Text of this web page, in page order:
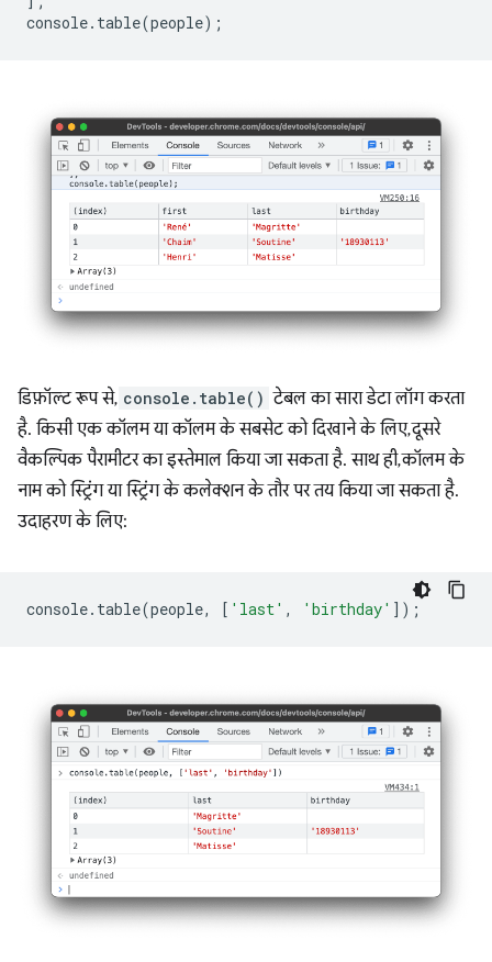
console. table(people);
डिफ़ॉल्ट रूप से, console.table() टेबल का सारा डेटा लॉग करता
है. किसी एक कॉलम या कॉलम के सबसेट को दिखाने के लिए, दूसरे
वैकल्पिक पैरामीटर का इस्तेमाल किया जा सकता है. साथ ही, कॉलम के
नाम को स्ट्रिंग या स्ट्रिंग के कलेक्शन के तौर पर तय किया जा सकता है.
उदाहरण के लिए:
console. table(people, [ 'last' , 'birthday' ]);